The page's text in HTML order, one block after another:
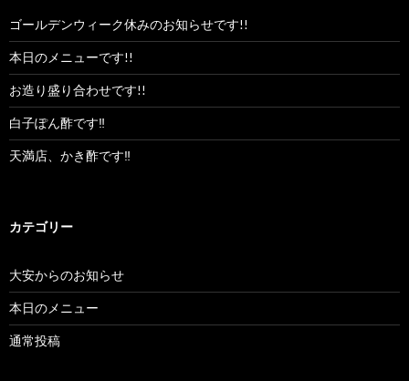
ゴールデンウィーク休みのお知らせです!!
本日のメニューです!!
お造り盛り合わせです!!
白子ぽん酢です‼︎
天満店、かき酢です‼︎
カテゴリー
大安からのお知らせ
本日のメニュー
通常投稿